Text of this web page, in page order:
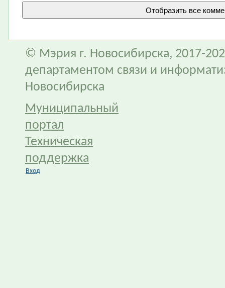
© Мэрия г. Новосибирска, 2017-
департаментом связи и
Новосибирска
Муниципальный
портал
Техническая
поддержка
Вход